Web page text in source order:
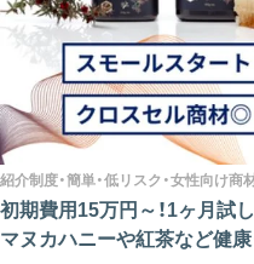
紹介制度・簡単・低リスク・女性向け
初期費用15万円～！1ヶ月試
マヌカハニーや紅茶など健康